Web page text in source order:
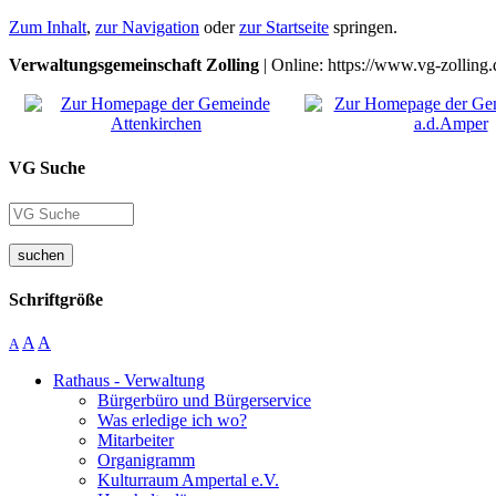
Zum Inhalt, zur Navigation oderzur Startseite springen.
Verwaltungsgemeinschaft Zolling | Online: https://www.vg-
VG Suche
suchen
Schriftgröße
A A A
Rathaus - Verwaltung
Bürgerbüro und Bürgerservice
Was erledige ich wo?
Mitarbeiter
Organigramm
Kulturraum Ampertal e.V.